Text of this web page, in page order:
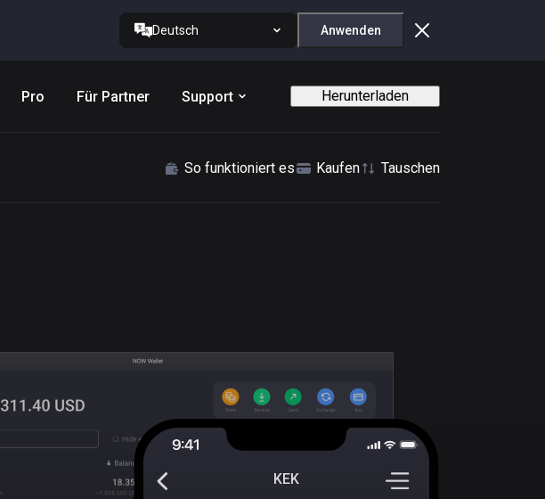
Deutsch Anwenden
Pro Für Partner Support Herunterladen
So funktioniert es Kaufen Tauschen
KEK